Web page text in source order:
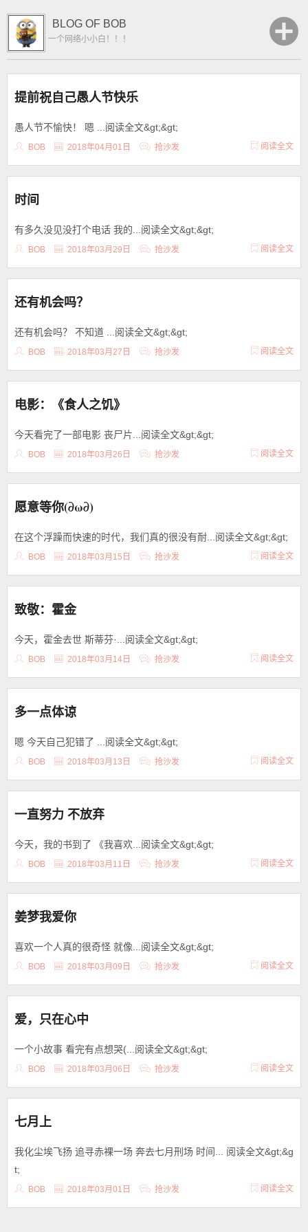
BLOG OF BOB
一个网络小小白！！！
提前祝自己愚人节快乐
愚人节不愉快！ 嗯 ...阅读全文&gt;&gt;
BOB 2018年04月01日 抢沙发 阅读全文
时间
有多久没见没打个电话 我的...阅读全文&gt;&gt;
BOB 2018年03月29日 抢沙发 阅读全文
还有机会吗？
还有机会吗？ 不知道 ...阅读全文&gt;&gt;
BOB 2018年03月27日 抢沙发 阅读全文
电影：《食人之饥》
今天看完了一部电影 丧尸片...阅读全文&gt;&gt;
BOB 2018年03月26日 抢沙发 阅读全文
愿意等你(∂ω∂)
在这个浮躁而快速的时代，我们真的很没有耐...阅读全文&gt;&gt;
BOB 2018年03月15日 抢沙发 阅读全文
致敬：霍金
今天，霍金去世 斯蒂芬·...阅读全文&gt;&gt;
BOB 2018年03月14日 抢沙发 阅读全文
多一点体谅
嗯 今天自己犯错了 ...阅读全文&gt;&gt;
BOB 2018年03月13日 抢沙发 阅读全文
一直努力 不放弃
今天，我的书到了 《我喜欢...阅读全文&gt;&gt;
BOB 2018年03月11日 抢沙发 阅读全文
姜梦我爱你
喜欢一个人真的很奇怪 就像...阅读全文&gt;&gt;
BOB 2018年03月09日 抢沙发 阅读全文
爱，只在心中
一个小故事 看完有点想哭(...阅读全文&gt;&gt;
BOB 2018年03月06日 抢沙发 阅读全文
七月上
我化尘埃飞扬 追寻赤裸一场 奔去七月刑场 时间... 阅读全文&gt;&g
t;
BOB 2018年03月01日 抢沙发 阅读全文